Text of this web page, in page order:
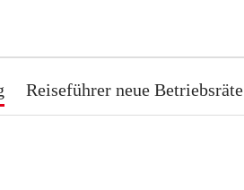
Reiseführer neue Betriebsräte